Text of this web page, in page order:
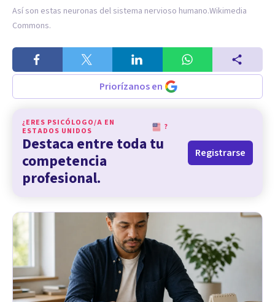
Así son estas neuronas del sistema nervioso humano.Wikimedia
Commons.
Priorízanos en
¿ERES PSICÓLOGO/A EN
ESTADOS UNIDOS
?
Destaca entre toda tu
competencia
profesional.
Registrarse